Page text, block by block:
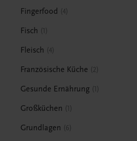
Fingerfood 4
Fisch 1
Fleisch 4
Französische Küche 2
Gesunde Ernährung 1
Großküchen 1
Grundlagen 6